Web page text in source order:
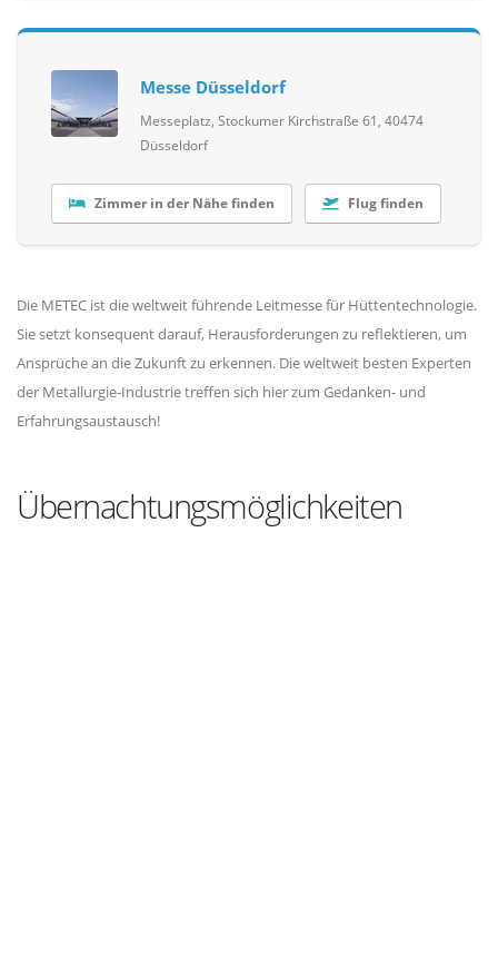
Messe Düsseldorf
Messeplatz, Stockumer Kirchstraße 61, 40474
Düsseldorf
Zimmer in der Nähe finden Flug finden
Die METEC ist die weltweit führende Leitmesse für Hüttentechnologie.
Sie setzt konsequent darauf, Herausforderungen zu reflektieren, um
Ansprüche an die Zukunft zu erkennen. Die weltweit besten Experten
der Metallurgie-Industrie treffen sich hier zum Gedanken- und
Erfahrungsaustausch!
Übernachtungsmöglichkeiten